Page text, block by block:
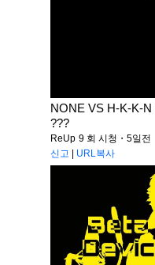
NONE VS H-K-K-N
???
ReUp 9 회 시청・5일전
신고
URL복사